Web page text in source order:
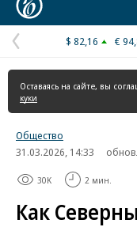
Предыдущая
страница
$ 82,16 €
Оставаясь на сайте, вы
куки
Общество
31.03.2026, 14:33
30K 2 мин.
Как